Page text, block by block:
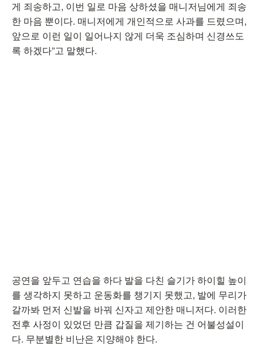
게 죄송하고, 이번 일로 마음 상하셨을 매니저님에게 죄송
한 마음 뿐이다. 매니저에게 개인적으로 사과를 드렸으며,
앞으로 이런 일이 일어나지 않게 더욱 조심하며 신경쓰도
록 하겠다”고 말했다.
공연을 앞두고 연습을 하다 발을 다친 슬기가 하이힐 높이
를 생각하지 못하고 운동화를 챙기지 못했고, 발에 무리가
갈까봐 먼저 신발을 바꿔 신자고 제안한 매니저다. 이러한
전후 사정이 있었던 만큼 갑질을 제기하는 건 어불성설이
다. 무분별한 비난은 지양해야 한다.